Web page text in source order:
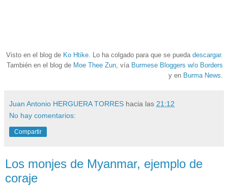
Visto en el blog de Ko Htike. Lo ha colgado para que se pueda descargar.
También en el blog de Moe Thee Zun, vía Burmese Bloggers w/o Borders
y en Burma News.
Juan Antonio HERGUERA TORRES hacia las 21:12
No hay comentarios:
Compartir
Los monjes de Myanmar, ejemplo de
coraje